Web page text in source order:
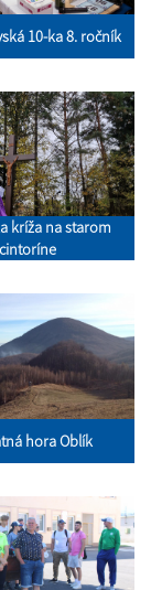
Hermanovská 10-ka 8. ročník
kríža na starom
cintoríne
hora Oblík